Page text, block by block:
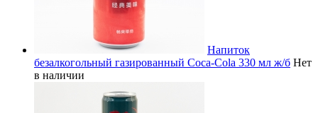
Напиток
безалкогольный газированный Coca-Cola 330 мл ж/б Нет
в наличии